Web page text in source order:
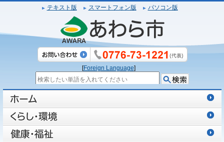
テキスト版 スマートフォン版 パソコン版
[Foreign Language]